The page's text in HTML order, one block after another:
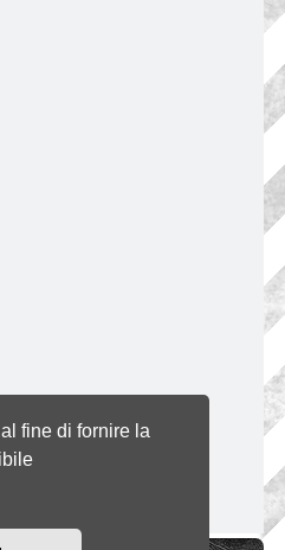
fine di fornire la